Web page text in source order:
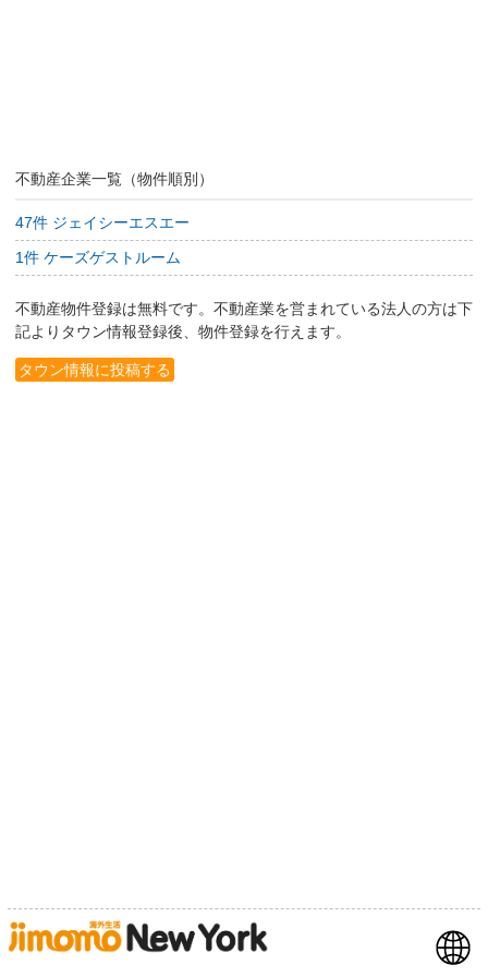
不動産企業一覧（物件順別）
47件 ジェイシーエスエー
1件 ケーズゲストルーム
不動産物件登録は無料です。不動産業を営まれている法人の方は下
記よりタウン情報登録後、物件登録を行えます。
タウン情報に投稿する